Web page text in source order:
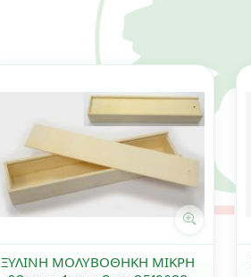
ΞΥΛΙΝΗ ΜΟΛΥΒΟΘΗΚΗ ΜΙΚΡΗ